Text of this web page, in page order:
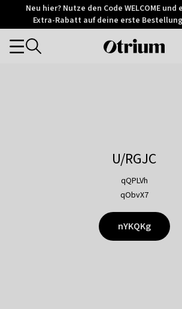
Otrium
Trustpilot
Neu hier? Nutze den Code WELCOME
Extra-Rabatt auf deine erste Bestellung
Otrium
Categories
U/RGJC
qQPLVh
qObvX7
nYKQKg